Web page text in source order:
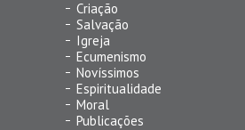
Criação
Salvação
Igreja
Ecumenismo
Novíssimos
Espiritualidade
Moral
Publicações